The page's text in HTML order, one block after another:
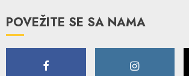
POVEŽITE SE SA NAMA